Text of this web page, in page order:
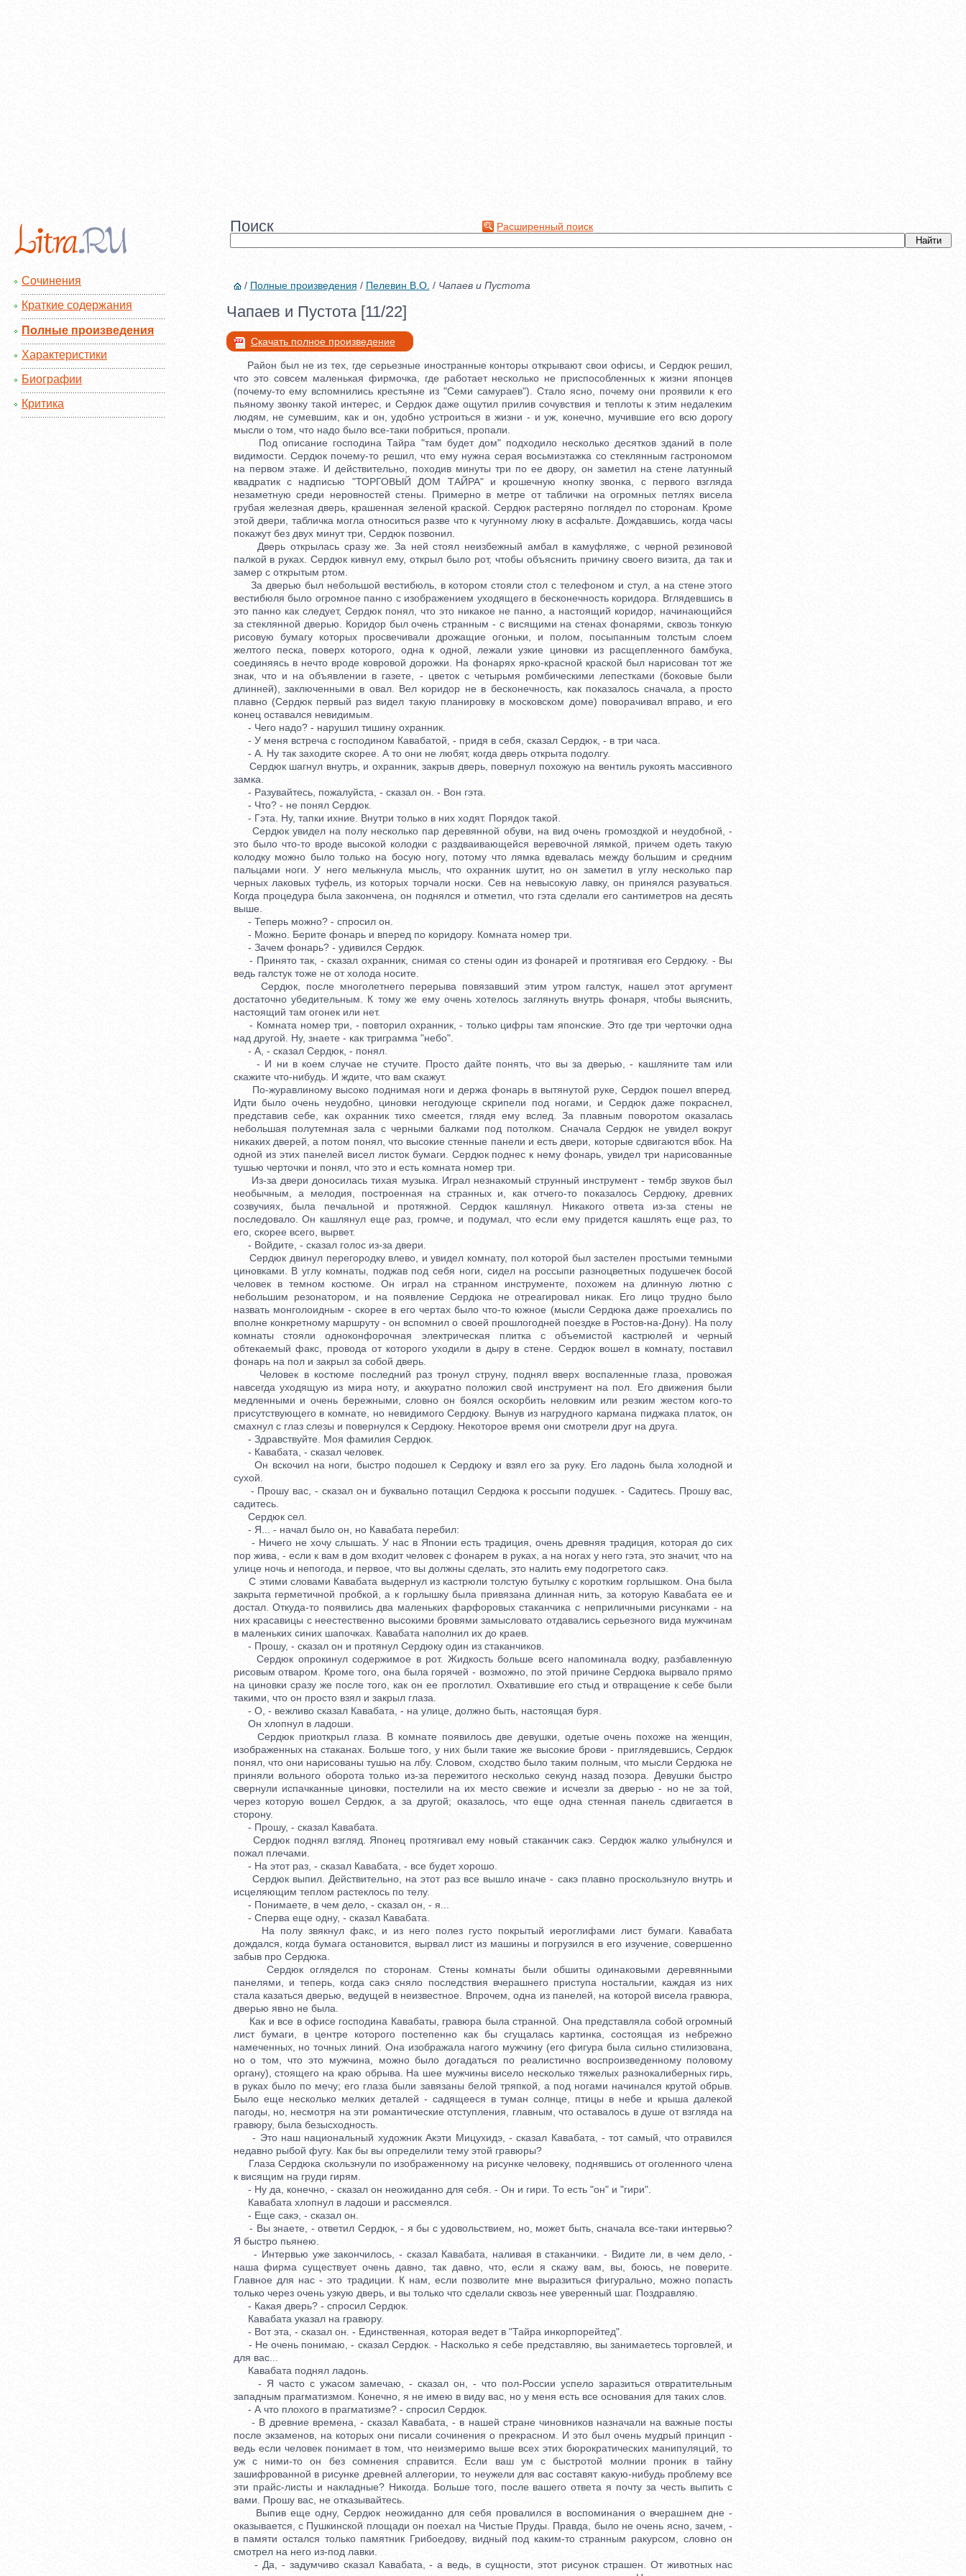
Поиск Расширенный поиск
Сочинения
Краткие содержания
Полные произведения
Характеристики
Биографии
Критика
/ Полные произведения / Пелевин В.О. / Чапаев и Пустота
Чапаев и Пустота [11/22]
Скачать полное произведение
Район был не из тех, где серьезные иностранные конторы открывают свои офисы, и Сердюк решил,
что это совсем маленькая фирмочка, где работает несколько не приспособленных к жизни японцев
(почему-то ему вспомнились крестьяне из "Семи самураев"). Стало ясно, почему они проявили к его
пьяному звонку такой интерес, и Сердюк даже ощутил прилив сочувствия и теплоты к этим недалеким
людям, не сумевшим, как и он, удобно устроиться в жизни - и уж, конечно, мучившие его всю дорогу
мысли о том, что надо было все-таки побриться, пропали.
Под описание господина Тайра "там будет дом" подходило несколько десятков зданий в поле
видимости. Сердюк почему-то решил, что ему нужна серая восьмиэтажка со стеклянным гастрономом
на первом этаже. И действительно, походив минуты три по ее двору, он заметил на стене латунный
квадратик с надписью "ТОРГОВЫЙ ДОМ ТАЙРА" и крошечную кнопку звонка, с первого взгляда
незаметную среди неровностей стены. Примерно в метре от таблички на огромных петлях висела
грубая железная дверь, крашенная зеленой краской. Сердюк растеряно поглядел по сторонам. Кроме
этой двери, табличка могла относиться разве что к чугунному люку в асфальте. Дождавшись, когда часы
покажут без двух минут три, Сердюк позвонил.
Дверь открылась сразу же. За ней стоял неизбежный амбал в камуфляже, с черной резиновой
палкой в руках. Сердюк кивнул ему, открыл было рот, чтобы объяснить причину своего визита, да так и
замер с открытым ртом.
За дверью был небольшой вестибюль, в котором стояли стол с телефоном и стул, а на стене этого
вестибюля было огромное панно с изображением уходящего в бесконечность коридора. Вглядевшись в
это панно как следует, Сердюк понял, что это никакое не панно, а настоящий коридор, начинающийся
за стеклянной дверью. Коридор был очень странным - с висящими на стенах фонарями, сквозь тонкую
рисовую бумагу которых просвечивали дрожащие огоньки, и полом, посыпанным толстым слоем
желтого песка, поверх которого, одна к одной, лежали узкие циновки из расщепленного бамбука,
соединяясь в нечто вроде ковровой дорожки. На фонарях ярко-красной краской был нарисован тот же
знак, что и на объявлении в газете, - цветок с четырьмя ромбическими лепестками (боковые были
длинней), заключенными в овал. Вел коридор не в бесконечность, как показалось сначала, а просто
плавно (Сердюк первый раз видел такую планировку в московском доме) поворачивал вправо, и его
конец оставался невидимым.
- Чего надо? - нарушил тишину охранник.
- У меня встреча с господином Кавабатой, - придя в себя, сказал Сердюк, - в три часа.
- А. Ну так заходите скорее. А то они не любят, когда дверь открыта подолгу.
Сердюк шагнул внутрь, и охранник, закрыв дверь, повернул похожую на вентиль рукоять массивного
замка.
- Разувайтесь, пожалуйста, - сказал он. - Вон гэта.
- Что? - не понял Сердюк.
- Гэта. Ну, тапки ихние. Внутри только в них ходят. Порядок такой.
Сердюк увидел на полу несколько пар деревянной обуви, на вид очень громоздкой и неудобной, -
это было что-то вроде высокой колодки с раздваивающейся веревочной лямкой, причем одеть такую
колодку можно было только на босую ногу, потому что лямка вдевалась между большим и средним
пальцами ноги. У него мелькнула мысль, что охранник шутит, но он заметил в углу несколько пар
черных лаковых туфель, из которых торчали носки. Сев на невысокую лавку, он принялся разуваться.
Когда процедура была закончена, он поднялся и отметил, что гэта сделали его сантиметров на десять
выше.
- Теперь можно? - спросил он.
- Можно. Берите фонарь и вперед по коридору. Комната номер три.
- Зачем фонарь? - удивился Сердюк.
- Принято так, - сказал охранник, снимая со стены один из фонарей и протягивая его Сердюку. - Вы
ведь галстук тоже не от холода носите.
Сердюк, после многолетнего перерыва повязавший этим утром галстук, нашел этот аргумент
достаточно убедительным. К тому же ему очень хотелось заглянуть внутрь фонаря, чтобы выяснить,
настоящий там огонек или нет.
- Комната номер три, - повторил охранник, - только цифры там японские. Это где три черточки одна
над другой. Ну, знаете - как триграмма "небо".
- А, - сказал Сердюк, - понял.
- И ни в коем случае не стучите. Просто дайте понять, что вы за дверью, - кашляните там или
скажите что-нибудь. И ждите, что вам скажут.
По-журавлиному высоко поднимая ноги и держа фонарь в вытянутой руке, Сердюк пошел вперед.
Идти было очень неудобно, циновки негодующе скрипели под ногами, и Сердюк даже покраснел,
представив себе, как охранник тихо смеется, глядя ему вслед. За плавным поворотом оказалась
небольшая полутемная зала с черными балками под потолком. Сначала Сердюк не увидел вокруг
никаких дверей, а потом понял, что высокие стенные панели и есть двери, которые сдвигаются вбок. На
одной из этих панелей висел листок бумаги. Сердюк поднес к нему фонарь, увидел три нарисованные
тушью черточки и понял, что это и есть комната номер три.
Из-за двери доносилась тихая музыка. Играл незнакомый струнный инструмент - тембр звуков был
необычным, а мелодия, построенная на странных и, как отчего-то показалось Сердюку, древних
созвучиях, была печальной и протяжной. Сердюк кашлянул. Никакого ответа из-за стены не
последовало. Он кашлянул еще раз, громче, и подумал, что если ему придется кашлять еще раз, то
его, скорее всего, вырвет.
- Войдите, - сказал голос из-за двери.
Сердюк двинул перегородку влево, и увидел комнату, пол которой был застелен простыми темными
циновками. В углу комнаты, поджав под себя ноги, сидел на россыпи разноцветных подушечек босой
человек в темном костюме. Он играл на странном инструменте, похожем на длинную лютню с
небольшим резонатором, и на появление Сердюка не отреагировал никак. Его лицо трудно было
назвать монголоидным - скорее в его чертах было что-то южное (мысли Сердюка даже проехались по
вполне конкретному маршруту - он вспомнил о своей прошлогодней поездке в Ростов-на-Дону). На полу
комнаты стояли одноконфорочная электрическая плитка с объемистой кастрюлей и черный
обтекаемый факс, провода от которого уходили в дыру в стене. Сердюк вошел в комнату, поставил
фонарь на пол и закрыл за собой дверь.
Человек в костюме последний раз тронул струну, поднял вверх воспаленные глаза, провожая
навсегда уходящую из мира ноту, и аккуратно положил свой инструмент на пол. Его движения были
медленными и очень бережными, словно он боялся оскорбить неловким или резким жестом кого-то
присутствующего в комнате, но невидимого Сердюку. Вынув из нагрудного кармана пиджака платок, он
смахнул с глаз слезы и повернулся к Сердюку. Некоторое время они смотрели друг на друга.
- Здравствуйте. Моя фамилия Сердюк.
- Кавабата, - сказал человек.
Он вскочил на ноги, быстро подошел к Сердюку и взял его за руку. Его ладонь была холодной и
сухой.
- Прошу вас, - сказал он и буквально потащил Сердюка к россыпи подушек. - Садитесь. Прошу вас,
садитесь.
Сердюк сел.
- Я... - начал было он, но Кавабата перебил:
- Ничего не хочу слышать. У нас в Японии есть традиция, очень древняя традиция, которая до сих
пор жива, - если к вам в дом входит человек с фонарем в руках, а на ногах у него гэта, это значит, что на
улице ночь и непогода, и первое, что вы должны сделать, это налить ему подогретого сакэ.
С этими словами Кавабата выдернул из кастрюли толстую бутылку с коротким горлышком. Она была
закрыта герметичной пробкой, а к горлышку была привязана длинная нить, за которую Кавабата ее и
достал. Откуда-то появились два маленьких фарфоровых стаканчика с неприличными рисунками - на
них красавицы с неестественно высокими бровями замысловато отдавались серьезного вида мужчинам
в маленьких синих шапочках. Кавабата наполнил их до краев.
- Прошу, - сказал он и протянул Сердюку один из стаканчиков.
Сердюк опрокинул содержимое в рот. Жидкость больше всего напоминала водку, разбавленную
рисовым отваром. Кроме того, она была горячей - возможно, по этой причине Сердюка вырвало прямо
на циновки сразу же после того, как он ее проглотил. Охватившие его стыд и отвращение к себе были
такими, что он просто взял и закрыл глаза.
- О, - вежливо сказал Кавабата, - на улице, должно быть, настоящая буря.
Он хлопнул в ладоши.
Сердюк приоткрыл глаза. В комнате появилось две девушки, одетые очень похоже на женщин,
изображенных на стаканах. Больше того, у них были такие же высокие брови - приглядевшись, Сердюк
понял, что они нарисованы тушью на лбу. Словом, сходство было таким полным, что мысли Сердюка не
приняли вольного оборота только из-за пережитого несколько секунд назад позора. Девушки быстро
свернули испачканные циновки, постелили на их место свежие и исчезли за дверью - но не за той,
через которую вошел Сердюк, а за другой; оказалось, что еще одна стенная панель сдвигается в
сторону.
- Прошу, - сказал Кавабата.
Сердюк поднял взгляд. Японец протягивал ему новый стаканчик сакэ. Сердюк жалко улыбнулся и
пожал плечами.
- На этот раз, - сказал Кавабата, - все будет хорошо.
Сердюк выпил. Действительно, на этот раз все вышло иначе - сакэ плавно проскользнуло внутрь и
исцеляющим теплом растеклось по телу.
- Понимаете, в чем дело, - сказал он, - я...
- Сперва еще одну, - сказал Кавабата.
На полу звякнул факс, и из него полез густо покрытый иероглифами лист бумаги. Кавабата
дождался, когда бумага остановится, вырвал лист из машины и погрузился в его изучение, совершенно
забыв про Сердюка.
Сердюк огляделся по сторонам. Стены комнаты были обшиты одинаковыми деревянными
панелями, и теперь, когда сакэ сняло последствия вчерашнего приступа ностальгии, каждая из них
стала казаться дверью, ведущей в неизвестное. Впрочем, одна из панелей, на которой висела гравюра,
дверью явно не была.
Как и все в офисе господина Кавабаты, гравюра была странной. Она представляла собой огромный
лист бумаги, в центре которого постепенно как бы сгущалась картинка, состоящая из небрежно
намеченных, но точных линий. Она изображала нагого мужчину (его фигура была сильно стилизована,
но о том, что это мужчина, можно было догадаться по реалистично воспроизведенному половому
органу), стоящего на краю обрыва. На шее мужчины висело несколько тяжелых разнокалиберных гирь,
в руках было по мечу; его глаза были завязаны белой тряпкой, а под ногами начинался крутой обрыв.
Было еще несколько мелких деталей - садящееся в туман солнце, птицы в небе и крыша далекой
пагоды, но, несмотря на эти романтические отступления, главным, что оставалось в душе от взгляда на
гравюру, была безысходность.
- Это наш национальный художник Акэти Мицухидэ, - сказал Кавабата, - тот самый, что отравился
недавно рыбой фугу. Как бы вы определили тему этой гравюры?
Глаза Сердюка скользнули по изображенному на рисунке человеку, поднявшись от оголенного члена
к висящим на груди гирям.
- Ну да, конечно, - сказал он неожиданно для себя. - Он и гири. То есть "он" и "гири".
Кавабата хлопнул в ладоши и рассмеялся.
- Еще сакэ, - сказал он.
- Вы знаете, - ответил Сердюк, - я бы с удовольствием, но, может быть, сначала все-таки интервью?
Я быстро пьянею.
- Интервью уже закончилось, - сказал Кавабата, наливая в стаканчики. - Видите ли, в чем дело, -
наша фирма существует очень давно, так давно, что, если я скажу вам, вы, боюсь, не поверите.
Главное для нас - это традиции. К нам, если позволите мне выразиться фигурально, можно попасть
только через очень узкую дверь, и вы только что сделали сквозь нее уверенный шаг. Поздравляю.
- Какая дверь? - спросил Сердюк.
Кавабата указал на гравюру.
- Вот эта, - сказал он. - Единственная, которая ведет в "Тайра инкорпорейтед".
- Не очень понимаю, - сказал Сердюк. - Насколько я себе представляю, вы занимаетесь торговлей, и
для вас...
Кавабата поднял ладонь.
- Я часто с ужасом замечаю, - сказал он, - что пол-России успело заразиться отвратительным
западным прагматизмом. Конечно, я не имею в виду вас, но у меня есть все основания для таких слов.
- А что плохого в прагматизме? - спросил Сердюк.
- В древние времена, - сказал Кавабата, - в нашей стране чиновников назначали на важные посты
после экзаменов, на которых они писали сочинения о прекрасном. И это был очень мудрый принцип -
ведь если человек понимает в том, что неизмеримо выше всех этих бюрократических манипуляций, то
уж с ними-то он без сомнения справится. Если ваш ум с быстротой молнии проник в тайну
зашифрованной в рисунке древней аллегории, то неужели для вас составят какую-нибудь проблему все
эти прайс-листы и накладные? Никогда. Больше того, после вашего ответа я почту за честь выпить с
вами. Прошу вас, не отказывайтесь.
Выпив еще одну, Сердюк неожиданно для себя провалился в воспоминания о вчерашнем дне -
оказывается, с Пушкинской площади он поехал на Чистые Пруды. Правда, было не очень ясно, зачем, -
в памяти остался только памятник Грибоедову, видный под каким-то странным ракурсом, словно он
смотрел на него из-под лавки.
- Да, - задумчиво сказал Кавабата, - а ведь, в сущности, этот рисунок страшен. От животных нас